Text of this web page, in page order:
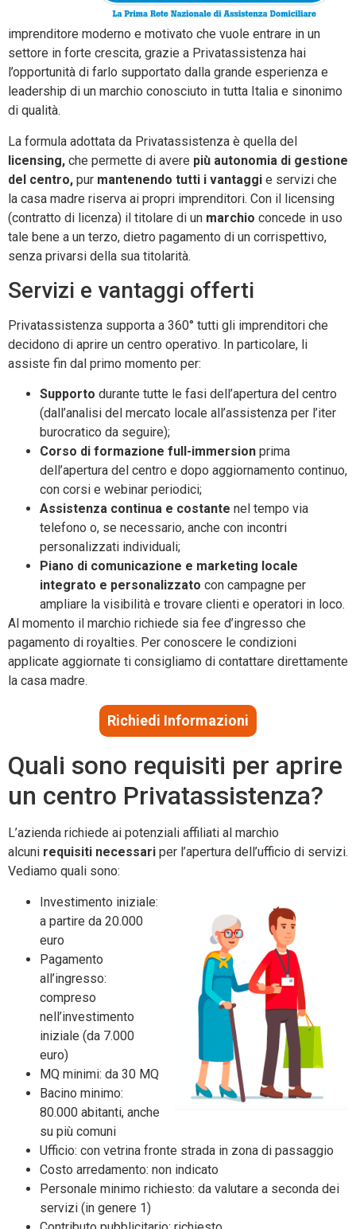
imprenditore moderno e motivato che vuole entrare in un
settore in forte crescita, grazie a Privatassistenza hai
l’opportunità di farlo supportato dalla grande esperienza e
leadership di un marchio conosciuto in tutta Italia e sinonimo
di qualità.
La formula adottata da Privatassistenza è quella del
licensing, che permette di avere più autonomia di gestione
del centro, pur mantenendo tutti i vantaggi e servizi che
la casa madre riserva ai propri imprenditori. Con il licensing
(contratto di licenza) il titolare di un marchio concede in uso
tale bene a un terzo, dietro pagamento di un corrispettivo,
senza privarsi della sua titolarità.
Servizi e vantaggi offerti
Privatassistenza supporta a 360° tutti gli imprenditori che
decidono di aprire un centro operativo. In particolare, li
assiste fin dal primo momento per:
Supporto durante tutte le fasi dell’apertura del centro
(dall’analisi del mercato locale all’assistenza per l’iter
burocratico da seguire);
Corso di formazione full-immersion prima
dell’apertura del centro e dopo aggiornamento continuo,
con corsi e webinar periodici;
Assistenza continua e costante nel tempo via
telefono o, se necessario, anche con incontri
personalizzati individuali;
Piano di comunicazione e marketing locale
integrato e personalizzato con campagne per
ampliare la visibilità e trovare clienti e operatori in loco.
Al momento il marchio richiede sia fee d’ingresso che
pagamento di royalties. Per conoscere le condizioni
applicate aggiornate ti consigliamo di contattare direttamente
la casa madre.
Richiedi Informazioni
Quali sono requisiti per aprire
un centro Privatassistenza?
L’azienda richiede ai potenziali affiliati al marchio
alcuni requisiti necessari per l’apertura dell’ufficio di servizi.
Vediamo quali sono:
Investimento iniziale:
a partire da 20.000
euro
Pagamento
all’ingresso:
compreso
nell’investimento
iniziale (da 7.000
euro)
MQ minimi: da 30 MQ
Bacino minimo:
80.000 abitanti, anche
su più comuni
Ufficio: con vetrina fronte strada in zona di passaggio
Costo arredamento: non indicato
Personale minimo richiesto: da valutare a seconda dei
servizi (in genere 1)